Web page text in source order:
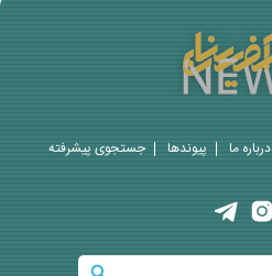
درباره ما پيوندها جستجوی پيشرفته